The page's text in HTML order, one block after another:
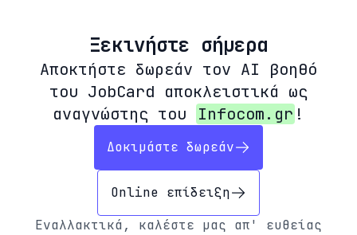
Ξεκινήστε σήμερα
Αποκτήστε δωρεάν τον AI βοηθό
του JobCard αποκλειστικά ως
αναγνώστης του
Infocom.gr !
Δοκιμάστε δωρεάν
Online επίδειξη
Εναλλακτικά, καλέστε μας απ' ευθείας